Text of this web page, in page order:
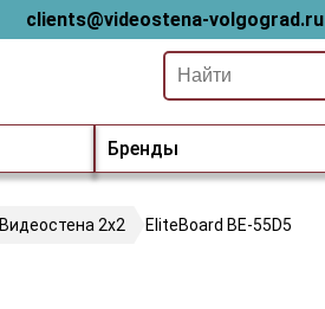
clients@videostena-volgograd.ru
Бренды
Видеостена 2x2 EliteBoard BE-55D5